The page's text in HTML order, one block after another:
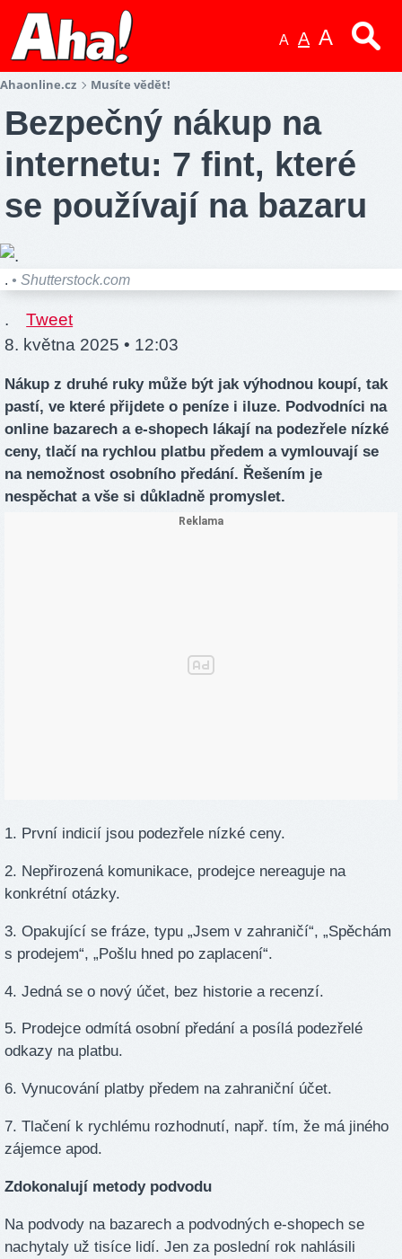
A A A
Ahaonline.cz Musíte vědět!
Bezpečný nákup na
internetu: 7 fint, které
se používají na bazaru
. • Shutterstock.com
.
Tweet
8. května 2025 • 12:03
Nákup z druhé ruky může být jak výhodnou koupí, tak
pastí, ve které přijdete o peníze i iluze. Podvodníci na
online bazarech a e-shopech lákají na podezřele nízké
ceny, tlačí na rychlou platbu předem a vymlouvají se
na nemožnost osobního předání. Řešením je
nespěchat a vše si důkladně promyslet.
1. První indicií jsou podezřele nízké ceny.
2. Nepřirozená komunikace, prodejce nereaguje na
konkrétní otázky.
3. Opakující se fráze, typu „Jsem v zahraničí“, „Spěchám
s prodejem“, „Pošlu hned po zaplacení“.
4. Jedná se o nový účet, bez historie a recenzí.
5. Prodejce odmítá osobní předání a posílá podezřelé
odkazy na platbu.
6. Vynucování platby předem na zahraniční účet.
7. Tlačení k rychlému rozhodnutí, např. tím, že má jiného
zájemce apod.
Zdokonalují metody podvodu
Na podvody na bazarech a podvodných e-shopech se
nachytaly už tisíce lidí. Jen za poslední rok nahlásili